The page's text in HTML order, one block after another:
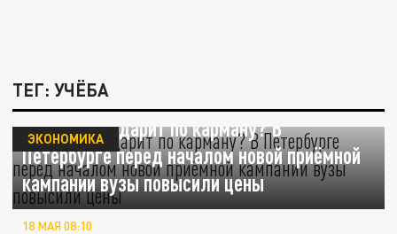
ТЕГ: УЧЁБА
Стоимость ударит по карману? В
Петербурге перед началом новой приёмной
кампании вузы повысили цены
ЭКОНОМИКА
18 МАЯ 08:10